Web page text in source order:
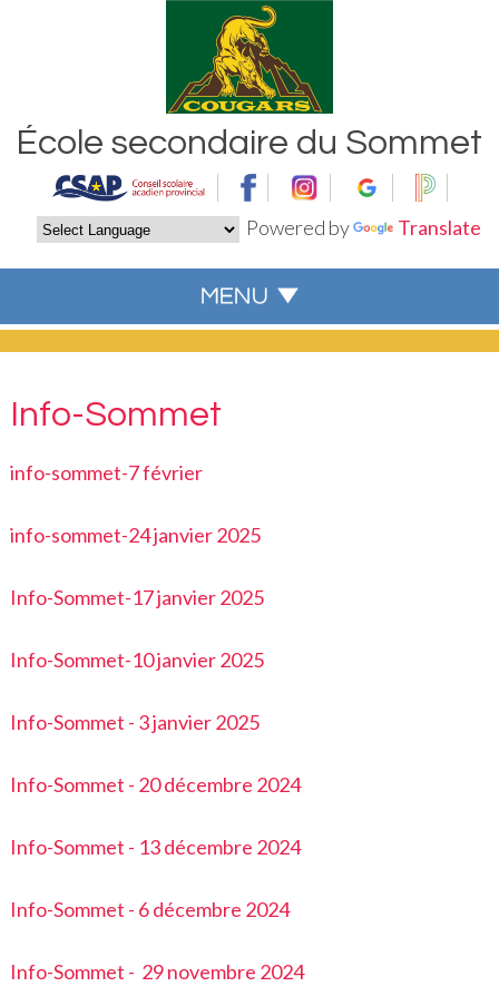
Powered by Translate
École secondaire du Sommet
Info-Sommet
info-sommet-7 février
info-sommet-24 janvier 2025
Info-Sommet-17 janvier 2025
Info-Sommet-10 janvier 2025
Info-Sommet - 3 janvier 2025
Info-Sommet - 20 décembre 2024
Info-Sommet - 13décembre 2024
Info-Sommet - 6décembre 2024
Info-Sommet - 29 novembre 2024